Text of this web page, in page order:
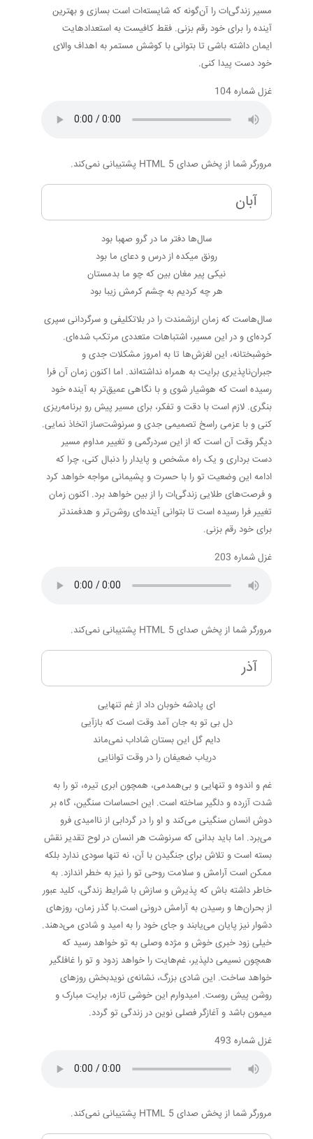
مسیر زندگی‌ات را آن‌گونه که شایسته‌ات است بسازی و بهترین
آینده را برای خود رقم بزنی. فقط کافیست به استعدادهایت
ایمان داشته باشی تا بتوانی با کوشش مستمر به اهداف والای
خود دست پیدا کنی.
غزل شماره 104
مرورگر شما از پخش صدای HTML 5 پشتیبانی نمی‌کند.
آبان
سال‌ها دفتر ما در گرو صهبا بود
رونق میکده از درس و دعای ما بود
نیکی پیر مغان بین که چو ما بدمستان
هر چه کردیم به چشم کرمش زیبا بود
سال‌هاست که زمان ارزشمندت را در بلاتکلیفی و سرگردانی سپری
کرده‌ای و در این مسیر، اشتباهات متعددی مرتکب شده‌ای.
خوشبختانه، این لغزش‌ها تا به امروز مشکلات جدی و
جبران‌ناپذیری برایت به همراه نداشته‌اند. اما اکنون زمان آن فرا
رسیده است که هوشیار شوی و با نگاهی عمیق‌تر به آینده خود
بنگری. لازم است با دقت و تفکر، برای مسیر پیش رو برنامه‌ریزی
کنی و با عزمی راسخ تصمیمی جدی و سرنوشت‌ساز اتخاذ نمایی.
دیگر وقت آن است که از این سردرگمی و تغییر مداوم مسیر
دست برداری و یک راه مشخص و پایدار را دنبال کنی، چرا که
ادامه این وضعیت تو را با حسرت و پشیمانی مواجه خواهد کرد
و فرصت‌های طلایی زندگی‌ات را از بین خواهد برد. اکنون زمان
تغییر فرا رسیده است تا بتوانی آینده‌ای روشن‌تر و هدفمندتر
برای خود رقم بزنی.
غزل شماره 203
مرورگر شما از پخش صدای HTML 5 پشتیبانی نمی‌کند.
آذر
ای پادشه خوبان داد از غم تنهایی
دل بی تو به جان آمد وقت است که بازآیی
دایم گل این بستان شاداب نمی‌ماند
دریاب ضعیفان را در وقت توانایی
غم و اندوه و تنهایی و بی‌همدمی، همچون ابری تیره، تو را به
شدت آزرده و دلگیر ساخته است. این احساسات سنگین، گاه بر
دوش انسان سنگینی می‌کند و او را در گردابی از ناامیدی فرو
می‌برد. اما باید بدانی که سرنوشت هر انسان در لوح تقدیر نقش
بسته است و تلاش برای جنگیدن با آن، نه تنها سودی ندارد بلکه
ممکن است آرامش و سلامت روحی تو را نیز به خطر اندازد. به
خاطر داشته باش که پذیرش و سازش با شرایط زندگی، کلید عبور
از بحران‌ها و رسیدن به آرامش درونی است.با گذر زمان، روزهای
دشوار نیز پایان می‌یابند و جای خود را به امید و شادی می‌دهند.
خیلی زود خبری خوش و مژده وصلی به تو خواهد رسید که
همچون نسیمی دلپذیر، غم‌هایت را خواهد زدود و تو را غافلگیر
خواهد ساخت. این شادی بزرگ، نشانه‌ی نویدبخش روزهای
روشن پیش روست. امیدوارم این خوشی تازه، برایت مبارک و
میمون باشد و آغازگر فصلی نوین در زندگی تو گردد.
غزل شماره 493
مرورگر شما از پخش صدای HTML 5 پشتیبانی نمی‌کند.